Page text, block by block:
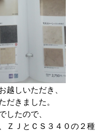
越しいただき、
だきました。
したので、
ＺＪとＣＳ３４０の２種